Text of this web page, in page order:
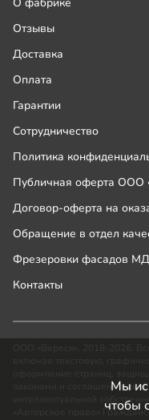
Мы
чтобы
Отзывы
Доставка
Оплата
Гарантии
Сотрудничество
Политика
Публичная оферта ООО
Договор-оферта на
Обращение в отдел
Фрезеровки фасадов
Контакты
включая текстовую,
законами и соглашениями
интеллектуальной
«Авторское право»